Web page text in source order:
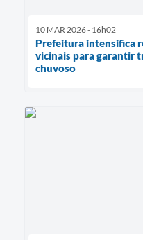
10 MAR 2026 - 16h02
Prefeitura intensifica
vicinais para garantir
chuvoso